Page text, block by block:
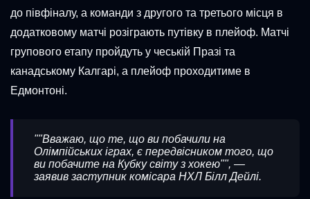
до півфіналу, а команди з другого та третього місця в
додатковому матчі розіграють путівку в плейоф. Матчі
групового етапу пройдуть у чеській Празі та
канадському Калгарі, а плейоф проходитиме в
Едмонтоні.
""Вважаю, що те, що ви побачили на
Олімпійських іграх, є передвісником того, що
ви побачите на Кубку світу з хокею"", —
заявив заступник комісара НХЛ Білл Дейлі.